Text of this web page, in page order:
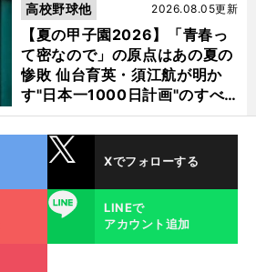
【夏の甲子園2026】「青春っ
て密なので」の原点はあの夏の
惨敗 仙台育英・須江航が明か
す"日本一1000日計画"のすべ
て
2026.08.05更新
高校野球他
Xでフォローする
LINE
LINEで
アカウント追加